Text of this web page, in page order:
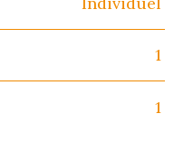
1
1